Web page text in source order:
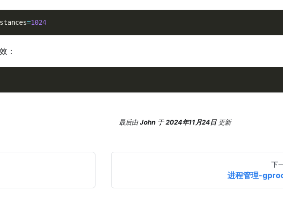
=1024
：
最后由John 于2024年11月24日 更新
下
进程管理-